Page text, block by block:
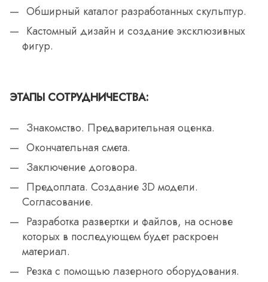
Обширный каталог разработанных скульптур.
Кастомный дизайн и создание эксклюзивных
фигур.
ЭТАПЫ СОТРУДНИЧЕСТВА:
Знакомство. Предварительная оценка.
Окончательная смета.
Заключение договора.
Предоплата. Создание 3D модели.
Согласование.
Разработка развертки и файлов, на основе
которых в последующем будет раскроен
материал.
Резка с помощью лазерного оборудования.